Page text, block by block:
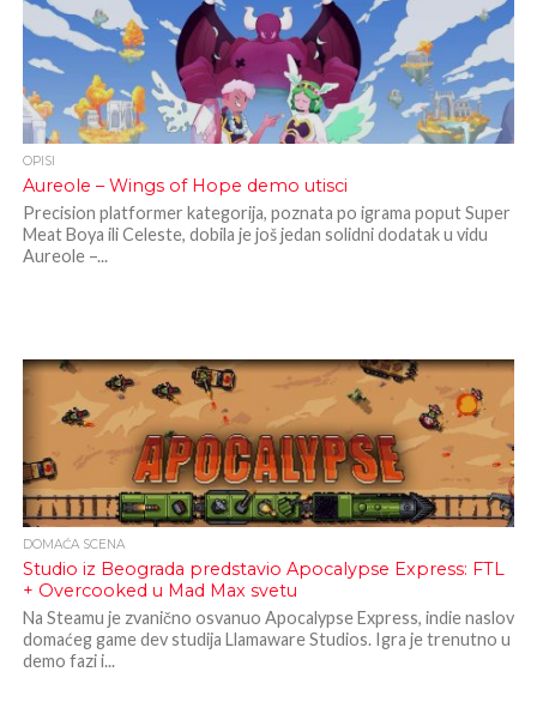
OPISI
Aureole – Wings of Hope demo utisci
Precision platformer kategorija, poznata po igrama poput Super
Meat Boya ili Celeste, dobila je još jedan solidni dodatak u vidu
Aureole –...
DOMAĆA SCENA
Studio iz Beograda predstavio Apocalypse Express: FTL
+ Overcooked u Mad Max svetu
Na Steamu je zvanično osvanuo Apocalypse Express, indie naslov
domaćeg game dev studija Llamaware Studios. Igra je trenutno u
demo fazi i...